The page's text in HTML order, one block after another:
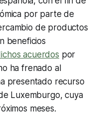
por parte de
de productos
beneficios
acuerdos por
ha frenado al
presentado recurso
Luxemburgo, cuya
meses.